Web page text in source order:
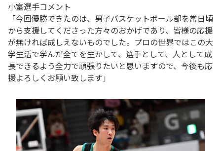
小室選手コメント
「今回優勝できたのは、男子バスケットボール部を常日頃
から支援してくださった方々のおかげであり、皆様の応援
が無ければ成しえないものでした。プロの世界ではこの大
学生活で学んだ全てを生かして、選手として、人として成
長できるよう全力で頑張りたいと思いますので、今後も応
援よろしくお願い致します」